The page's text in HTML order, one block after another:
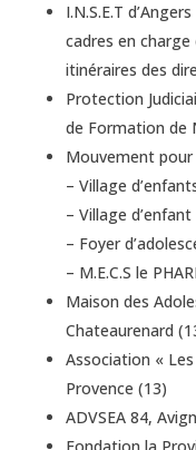
I.N.S.E.T
cadres en
itinéraires des
Protection
de Formation de
Mouvement pour
– Village
– Village d’enfant
– Foyer
– M.E.C.S le
Maison des
Chateaurenard
Association «
Provence (13)
ADVSEA 84,